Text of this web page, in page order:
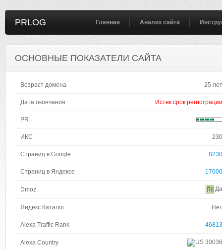
PRLOG Главная Анализ сайта
ОСНОВНЫЕ ПОКАЗАТЕЛИ САЙТА
Возраст домена 25 лет
Дата окончания Истек срок регистрации
PR
ИКС 230
Страниц в Google 8230
Страниц в Яндексе 17000
Dmoz Да
Яндекс Каталог Нет
Alexa Traffic Rank 46813
Alexa Country 30036